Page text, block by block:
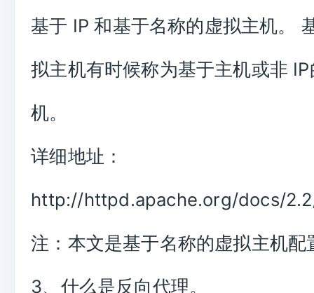
基于 IP 和基于名称的虚拟主机。
拟主机有时候称为基于主机或非
机。
详细地址：
http://httpd.apache.org/docs/
注：本文是基于名称的虚拟主机配
3、什么是反向代理。